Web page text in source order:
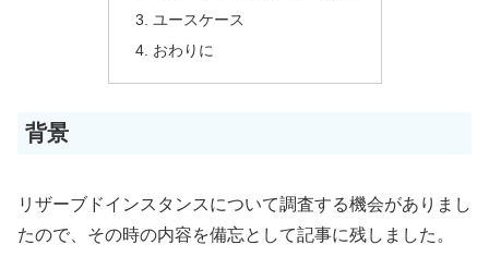
ユースケース
おわりに
背景
リザーブドインスタンスについて調査する機会がありまし
たので、その時の内容を備忘として記事に残しました。